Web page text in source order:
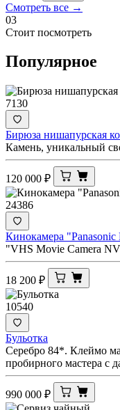
Смотреть все →
03
Стоит посмотреть
Популярное
7130
Бирюза нишапурская
Камень, уникальный
120 000 ₽
24386
Кинокамера "Panasonic
"VHS Movie Camera
18 200 ₽
10540
Бульотка
Серебро 84*. Клеймо
пробирного мастера с
990 000 ₽